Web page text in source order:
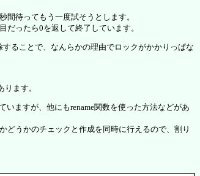
待ってもう一度試そうとします。
ったら0を返して終了しています。
ることで、なんらかの理由でロックがかかりっぱな
ます。
ますが、他にもrename関数を使った方法などがあ
うかのチェックと作成を同時に行えるので、割り